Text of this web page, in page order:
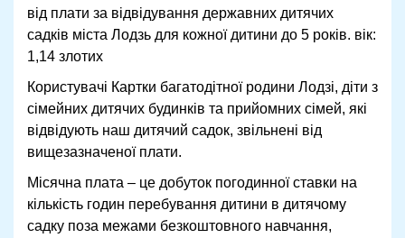
від плати за відвідування державних дитячих
садків міста Лодзь для кожної дитини до 5 років. вік:
1,14 злотих
Користувачі Картки багатодітної родини Лодзі, діти з
сімейних дитячих будинків та прийомних сімей, які
відвідують наш дитячий садок, звільнені від
вищезазначеної плати.
Місячна плата – це добуток погодинної ставки на
кількість годин перебування дитини в дитячому
садку поза межами безкоштовного навчання,